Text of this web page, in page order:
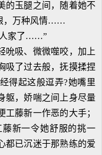
的玉腿之间，随着她不
，万种风情……
家了……”
吸、微微噬咬，加上
吸了过去般，抚摸揉捏
得起这般逗弄?她嘴里
躯，娇喘之间上身尽量
藤新一作恶的大手；
新一令她舒服的挑一
都已沉迷于那熟练的爱